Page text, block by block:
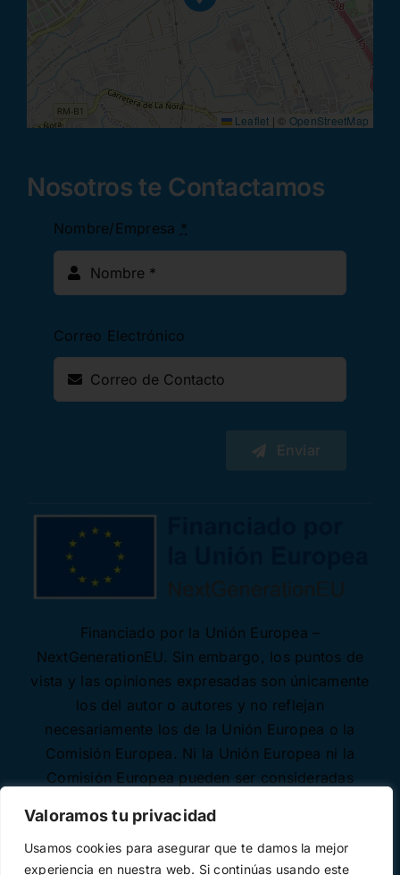
Valoramos tu privacidad
Usamos cookies para asegurar que te damos la mejor
experiencia en nuestra web. Si continúas usando este
Leaflet | © OpenStreetMap
Nosotros te Contactamos
Nombre/Empresa *
Correo Electrónico
Enviar
Financiado por la Unión Europea –
NextGenerationEU. Sin embargo, los puntos de
vista y las opiniones expresadas son únicamente
los del autor o autores y no reflejan
necesariamente los de la Unión Europea o la
Comisión Europea. Ni la Unión Europea ni la
Comisión Europea pueden ser consideradas